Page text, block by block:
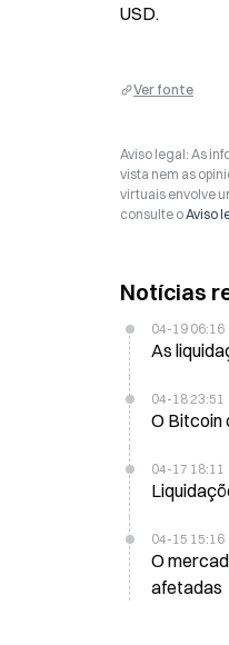
USD.
Ver fonte
Aviso legal: As
vista nem as
virtuais envolve
consulte oAviso
Notícias
04-19 06:16
As
04-18 23:51
04-17 18:11
04-15 15:16
O mercado de
afetadas